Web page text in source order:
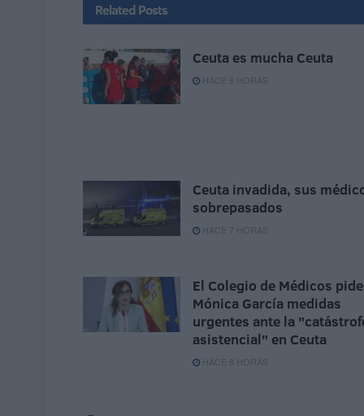
Related Posts
Ceuta es mucha Ceuta
HACE 6 HORAS
Ceuta invadida, sus
sobrepasados
HACE 7 HORAS
El Colegio de Médicos
Mónica García medidas
urgentes ante la
asistencial" en Ceuta
HACE 8 HORAS